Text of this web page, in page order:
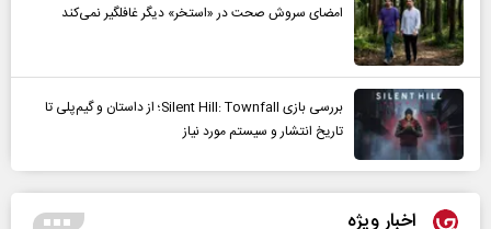
امضای سروش صحت در «استخر» دیگر غافلگیر نمی‌کند
بررسی بازی Silent Hill: Townfall؛ از داستان و گیم‌پلی تا
تاریخ انتشار و سیستم مورد نیاز
اخبار ویژه